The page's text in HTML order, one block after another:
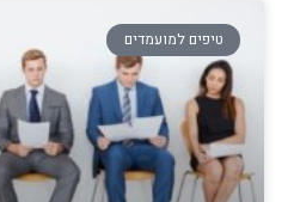
טיפים למועמדים